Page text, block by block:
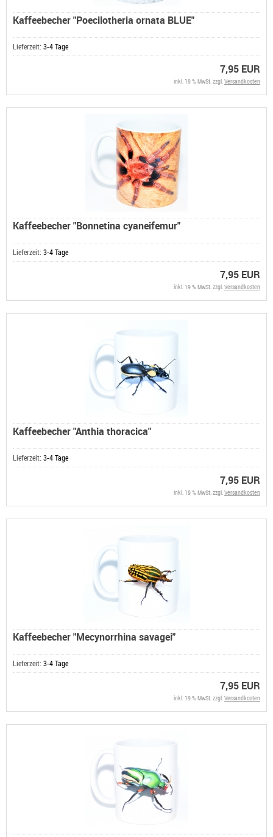
Kaffeebecher "Poecilotheria ornata BLUE"
Lieferzeit: 3-4 Tage
7,95 EUR
inkl. 19 % MwSt. zzgl.Versandkosten
Kaffeebecher "Bonnetina cyaneifemur"
Lieferzeit: 3-4 Tage
7,95 EUR
inkl. 19 % MwSt. zzgl.Versandkosten
Kaffeebecher "Anthia thoracica"
Lieferzeit: 3-4 Tage
7,95 EUR
inkl. 19 % MwSt. zzgl.Versandkosten
Kaffeebecher "Mecynorrhina savagei"
Lieferzeit: 3-4 Tage
7,95 EUR
inkl. 19 % MwSt. zzgl.Versandkosten